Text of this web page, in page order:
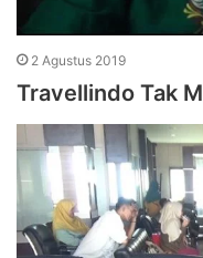
2 Agustus 2019
Travellindo Tak